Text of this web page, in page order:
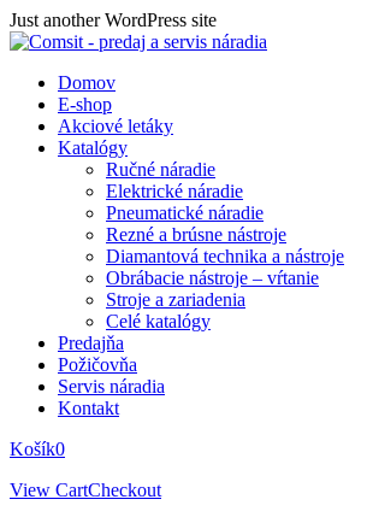
Skip
to
Just another WordPress site
Domov
E-shop
Akciové letáky
Katalógy
Ručné náradie
Elektrické náradie
Pneumatické náradie
Rezné a brúsne nástroje
Diamantová technika a nástroje
Obrábacie nástroje – vŕtanie
Stroje a zariadenia
Celé katalógy
Predajňa
Požičovňa
Servis náradia
Kontakt
Košík0
View CartCheckout